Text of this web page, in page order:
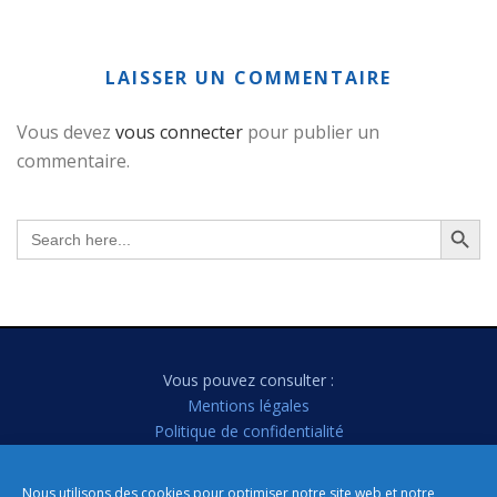
Nous utilisons des cookies pour optimiser notre site web et notre
LAISSER UN COMMENTAIRE
Vous devez vous connecter pour publier un
commentaire.
Search
for:
Search Button
Vous pouvez consulter :
Mentions légales
Politique de confidentialité